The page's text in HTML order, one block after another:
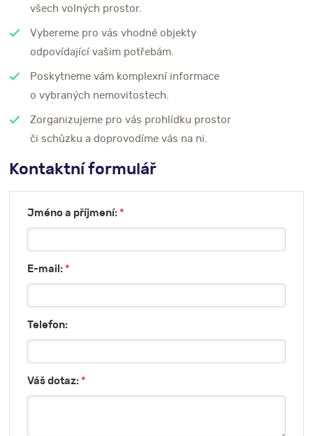
všech volných prostor.
Vybereme pro vás vhodné objekty
odpovídající vašim potřebám.
Poskytneme vám komplexní informace
o vybraných nemovitostech.
Zorganizujeme pro vás prohlídku prostor
či schůzku a doprovodíme vás na ni.
Kontaktní formulář
Jméno a příjmení:*
E-mail:*
Telefon:
Váš dotaz:*